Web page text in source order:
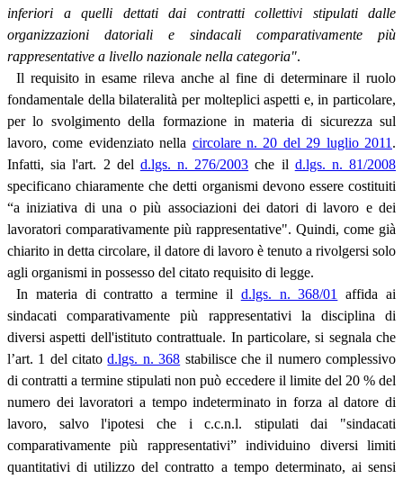
inferiori a quelli dettati dai contratti collettivi stipulati dalle
organizzazioni datoriali e sindacali comparativamente più
rappresentative a livello nazionale nella categoria".
Il requisito in esame rileva anche al fine di determinare il ruolo
fondamentale della bilateralità per molteplici aspetti e, in particolare,
per lo svolgimento della formazione in materia di sicurezza sul
lavoro, come evidenziato nella circolare n. 20 del 29 luglio 2011 .
Infatti, sia l'art. 2 del d.lgs. n. 276/2003 che il d.lgs. n. 81/2008
specificano chiaramente che detti organismi devono essere costituiti
“a iniziativa di una o più associazioni dei datori di lavoro e dei
lavoratori comparativamente più rappresentative". Quindi, come già
chiarito in detta circolare, il datore di lavoro è tenuto a rivolgersi solo
agli organismi in possesso del citato requisito di legge.
In materia di contratto a termine il d.lgs. n. 368/01
affida ai
sindacati comparativamente più rappresentativi la disciplina di
diversi aspetti dell'istituto contrattuale. In particolare, si segnala che
l’art. 1 del citatod.lgs. n. 368 stabilisce che il numero complessivo
di contratti a termine stipulati non può eccedere il limite del 20 % del
numero dei lavoratori a tempo indeterminato in forza al datore di
lavoro, salvo l'ipotesi che i c.c.n.l. stipulati dai "sindacati
comparativamente più rappresentativi” individuino diversi limiti
quantitativi di utilizzo del contratto a tempo determinato, ai sensi